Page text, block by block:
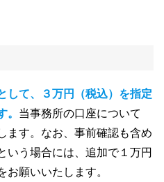
して、３万円（税込）を指定
。 当事務所の口座について
ます。なお、事前確認も含め
いう場合には、追加で１万円
お願いいたします。